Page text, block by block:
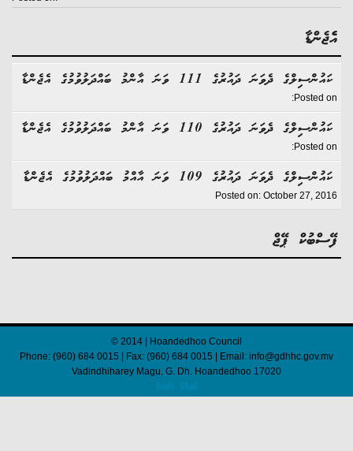
އެެޖެންޑާ
ކައުންސިލްގެ ދެވަނަ ދައުރުގެ 111 ވަނަ އާންމު ބައްދަލުވުމުގެ އެޖެންޑާ
Posted on:
ކައުންސިލްގެ ދެވަނަ ދައުރުގެ 110 ވަނަ އާންމު ބައްދަލުވުމުގެ އެޖެންޑާ
Posted on:
ކައުންސިލްގެ ދެވަނަ ދައުރުގެ 109 ވަނަ އާއްމު ބައްދަލުވުމުގެ އެޖެންޑާ
Posted on: October 27, 2016
ފޭސްބުކް ޕޭޖް
© 2014 | Hoandedhoo Council
Phone: (960) 684 0015 | Fax: (960) 684 0015 | Email: info@gdhhc.gov.mv
Vadindhiharey Magu, G. Dh. Hoandedhoo 17020
Staff Mail